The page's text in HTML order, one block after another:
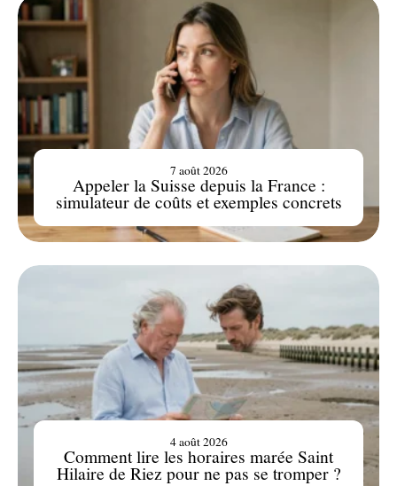
Appeler la Suisse depuis la France :
simulateur de coûts et exemples concrets
7 août 2026
Comment lire les horaires marée Saint
Hilaire de Riez pour ne pas se tromper ?
4 août 2026